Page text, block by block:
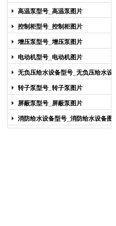
高温泵型号_高温泵图片
控制柜型号_控制柜图片
增压泵型号_增压泵图片
电动机型号_电动机图片
无负压给水设备型号_无负压给水设备
图片
转子泵型号_转子泵图片
屏蔽泵型号_屏蔽泵图片
消防给水设备型号_消防给水设备图片